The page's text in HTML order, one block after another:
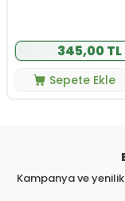
345,00 TL
Sepete Ekle
Kampanya ve